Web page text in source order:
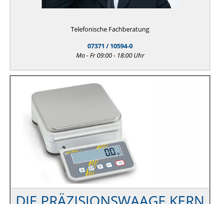
Telefonische Fachberatung
07371 / 10594-0
Mo - Fr 09:00 - 18:00 Uhr